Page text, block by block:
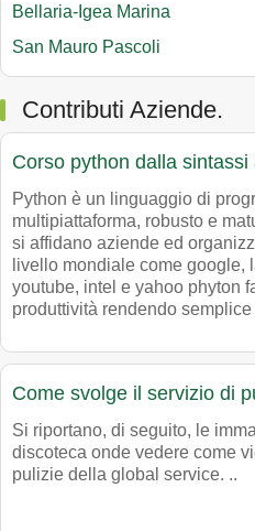
Bellaria-Igea Marina
San Mauro Pascoli
Contributi Aziende.
Corso python dalla sintassi
Python è un linguaggio di
multipiattaforma, robusto e
si affidano aziende ed
livello mondiale come google,
youtube, intel e yahoo phyton
produttività rendendo
Come svolge il servizio di
Si riportano, di seguito, le
discoteca onde vedere come
pulizie della global service. ..